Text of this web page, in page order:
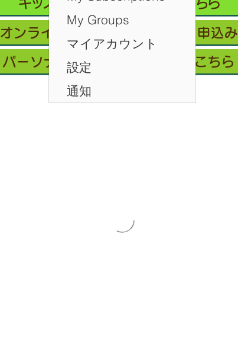
オンライン会員フリープラン/お申込み
パーソナルレッスン ご予約はこちら
My Groups
マイアカウント
設定
通知